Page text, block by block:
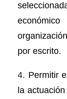
por escrito.
4. Permitir
la